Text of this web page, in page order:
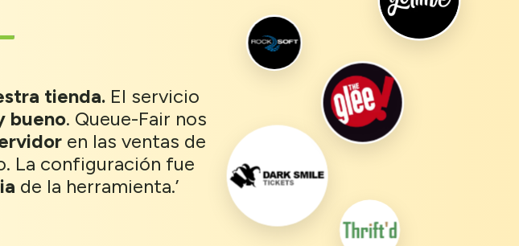
tienda. El servicio
bueno. Queue-Fair nos
en las ventas de
La configuración fue
de la herramienta.’